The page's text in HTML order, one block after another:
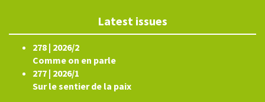
Latest issues
278 | 2026/2
Comme on en parle
277 | 2026/1
Sur le sentier de la paix